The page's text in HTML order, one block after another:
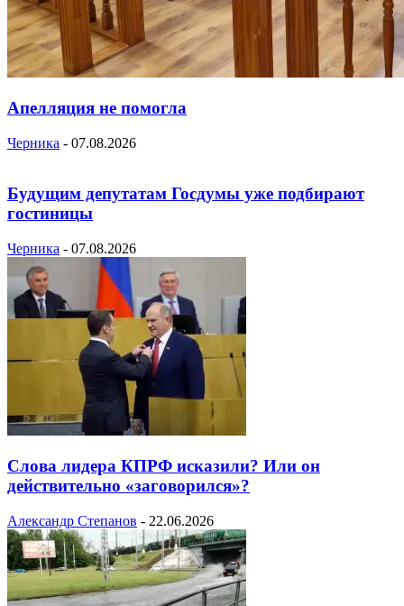
Апелляция не помогла
Черника - 07.08.2026
Будущим депутатам Госдумы уже подбирают
гостиницы
Черника - 07.08.2026
Слова лидера КПРФ исказили? Или он
действительно «заговорился»?
Александр Степанов - 22.06.2026